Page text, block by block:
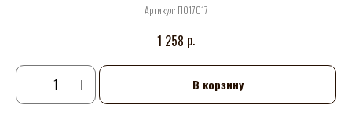
Артикул: П017017
1 258 р.
В корзину